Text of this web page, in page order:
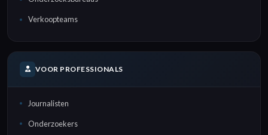
Verkoopteams
VOOR PROFESSIONALS
Journalisten
Onderzoekers